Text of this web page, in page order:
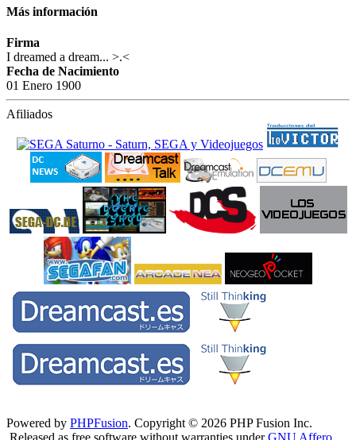
Más información
Firma
I dreamed a dream... >.<
Fecha de Nacimiento
01 Enero 1900
Afiliados
Powered by PHPFusion. Copyright © 2026 PHP Fusion Inc.